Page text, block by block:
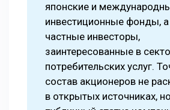
японские и
инвестиционные фонды,
частные инвесторы,
заинтересованные в
потребительских услуг.
состав акционеров не
в открытых источниках, но